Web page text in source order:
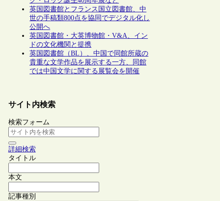
英国図書館とフランス国立図書館、中
世の手稿類800点を協同でデジタル化し
公開へ
英国図書館・大英博物館・V&A、イン
ドの文化機関と提携
英国図書館（BL）、中国で同館所蔵の
貴重な文学作品を展示する一方、同館
では中国文学に関する展覧会を開催
サイト内検索
検索フォーム
詳細検索
タイトル
本文
記事種別